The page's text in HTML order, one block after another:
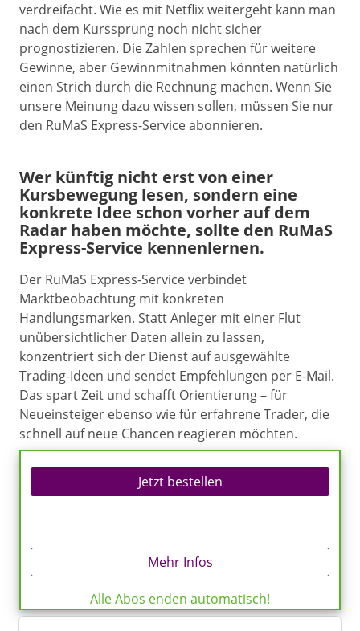
verdreifacht. Wie es mit Netflix weitergeht kann man
nach dem Kurssprung noch nicht sicher
prognostizieren. Die Zahlen sprechen für weitere
Gewinne, aber Gewinnmitnahmen könnten natürlich
einen Strich durch die Rechnung machen. Wenn Sie
unsere Meinung dazu wissen sollen, müssen Sie nur
den RuMaS Express-Service abonnieren.
Wer künftig nicht erst von einer
Kursbewegung lesen, sondern eine
konkrete Idee schon vorher auf dem
Radar haben möchte, sollte den RuMaS
Express-Service kennenlernen.
Der RuMaS Express-Service verbindet
Marktbeobachtung mit konkreten
Handlungsmarken. Statt Anleger mit einer Flut
unübersichtlicher Daten allein zu lassen,
konzentriert sich der Dienst auf ausgewählte
Trading-Ideen und sendet Empfehlungen per E-Mail.
Das spart Zeit und schafft Orientierung – für
Neueinsteiger ebenso wie für erfahrene Trader, die
schnell auf neue Chancen reagieren möchten.
Jetzt bestellen
Mehr Infos
Alle Abos enden automatisch!